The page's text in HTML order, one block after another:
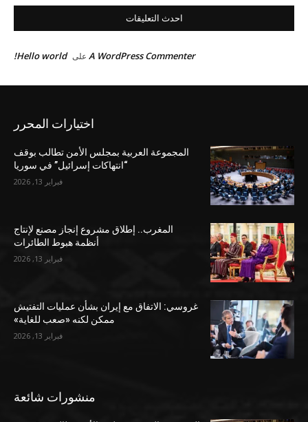
احدث التعليقات
A WordPress Commenter على Hello world!
اختيارات المحرر
المجموعة العربية بمجلس الأمن تطالب بوقف
“انتهاكات إسرائيل” في سوريا
فبراير 13, 2026
المغرب.. إطلاق مشروع إنجاز مصنع لإنتاج
أنظمة هبوط الطائرات
فبراير 13, 2026
غروسي: الاتفاق مع إيران بشأن عمليات التفتيش
ممكن لكنه «صعب للغاية»
فبراير 13, 2026
منشورات شائعة